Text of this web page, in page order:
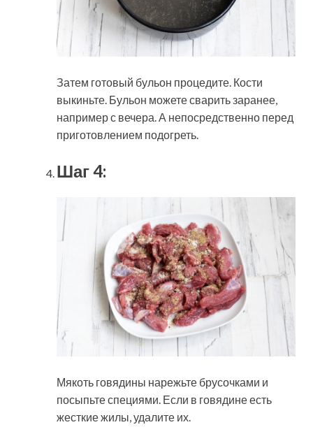
Затем готовый бульон процедите. Кости
выкиньте. Бульон можете сварить заранее,
например с вечера. А непосредственно перед
приготовлением подогреть.
Шаг 4:
Мякоть говядины нарежьте брусочками и
посыпьте специями. Если в говядине есть
жесткие жилы, удалите их.